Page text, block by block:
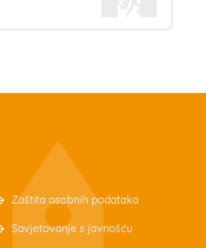
Zaštita osobnih podataka
Savjetovanje s javnošću